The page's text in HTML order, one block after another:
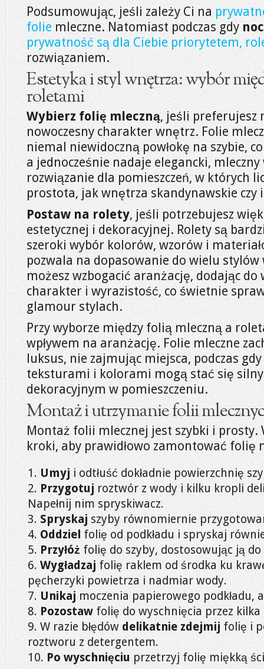
Podsumowując, jeśli zależy Ci na
folie mleczne. Natomiast podczas gdy
prywatność są dla Ciebie priorytetem,
rozwiązaniem.
Estetyka i styl wnętrza: wybór
roletami
Wybierz folię mleczną, jeśli preferujesz
nowoczesny charakter wnętrz. Folie
niemal niewidoczną powłokę na szybie,
a jednocześnie nadaje elegancki,
rozwiązanie dla pomieszczeń, w których
prostota, jak wnętrza skandynawskie
Postaw na rolety, jeśli potrzebujesz
estetycznej i dekoracyjnej. Rolety są
szeroki wybór kolorów, wzorów i
pozwala na dopasowanie do wielu
możesz wzbogacić aranżację, dodając
charakter i wyrazistość, co świetnie
glamour stylach.
Przy wyborze między folią mleczną a
wpływem na aranżację. Folie mleczne
luksus, nie zajmując miejsca, podczas
teksturami i kolorami mogą stać się
dekoracyjnym w pomieszczeniu.
Montaż i utrzymanie folii
Montaż folii mlecznej jest szybki i prosty.
kroki, aby prawidłowo zamontować folię
Umyj i odtłuść dokładnie powierzchnię
Przygotuj roztwór z wody i kilku kropli
Napełnij nim spryskiwacz.
Spryskaj szyby równomiernie
Oddziel folię od podkładu i spryskaj
Przyłóż folię do szyby, dostosowując ją
Wygładzaj folię raklem od środka ku
pęcherzyki powietrza i nadmiar wody.
Unikaj moczenia papierowego podkładu,
Pozostaw folię do wyschnięcia przez
W razie błędów delikatnie zdejmij folię i
roztworu z detergentem.
Po wyschnięciu przetrzyj folię miękką